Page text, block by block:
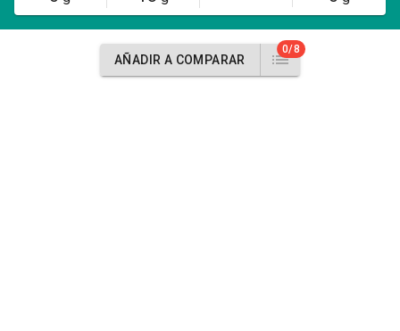
AÑADIR A COMPARAR
0/8